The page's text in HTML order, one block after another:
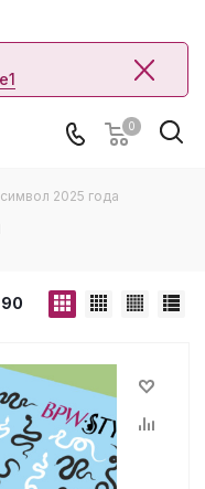
0
2025 года
90